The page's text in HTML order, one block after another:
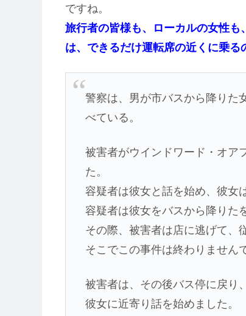
ですね。
旅行者の皆様も、ローカルの女性も
は、できるだけ運転席の近くに乗る
警察は、男が市バスから降りた
べている。
被害者がウインドワード・オア
た。
容疑者は彼女と話を始め、彼女
容疑者は彼女をバスから降りた
その際、被害者は店に逃げて、
そこでこの事件は終わりません
被害者は、その後バス停に戻り
彼女に近寄り話を始めました。